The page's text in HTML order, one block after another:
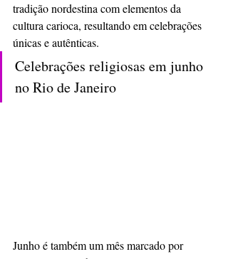
tradição nordestina com elementos da
cultura carioca, resultando em celebrações
únicas e autênticas.
Celebrações religiosas em junho
no Rio de Janeiro
Junho é também um mês marcado por